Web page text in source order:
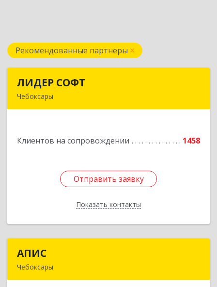
Рекомендованные партнеры
ЛИДЕР СОФТ
Чебоксары
Клиентов на сопровождении 1458
Отправить заявку
Показать контакты
Отправить заявку
Назад
АПИС
Чебоксары